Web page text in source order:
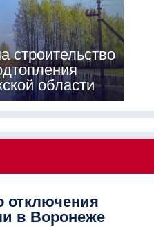
строительство
области
отключения
в Воронеже